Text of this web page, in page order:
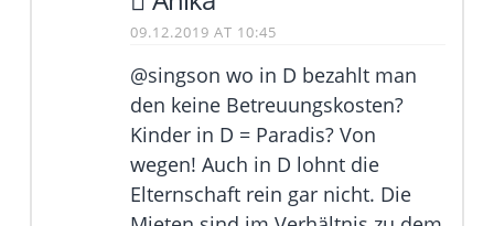
09.12.2019 AT 10:45
@singson wo in D bezahlt man
den keine Betreuungskosten?
Kinder in D = Paradis? Von
wegen! Auch in D lohnt die
Elternschaft rein gar nicht. Die